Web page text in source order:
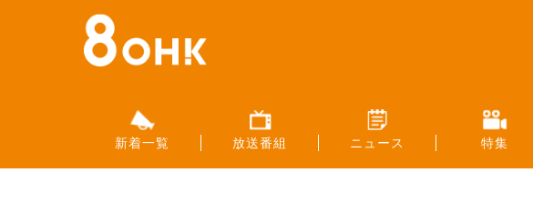
新着一覧 放送番組 ニュース 特集